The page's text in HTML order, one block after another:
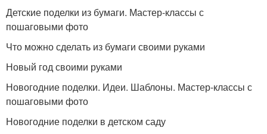
Детские поделки из бумаги. Мастер-классы с
пошаговыми фото
Что можно сделать из бумаги своими руками
Новый год своими руками
Новогодние поделки. Идеи. Шаблоны. Мастер-классы с
пошаговыми фото
Новогодние поделки в детском саду